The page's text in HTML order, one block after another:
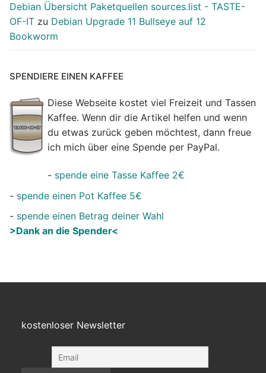
Debian Übersicht Paketquellen sources.list - TASTE-
OF-IT zu Debian Upgrade 11 Bullseye auf 12
Bookworm
SPENDIERE EINEN KAFFEE
Diese Webseite kostet viel Freizeit und Tassen
Kaffee. Wenn dir die Artikel helfen und wenn
du etwas zurück geben möchtest, dann freue
ich mich über eine Spende per PayPal.
- spende eine Tasse Kaffee 2€
- spende einen Pot Kaffee 5€
- spende einen Betrag deiner Wahl
>Dank an die Spender<
kostenloser Newsletter